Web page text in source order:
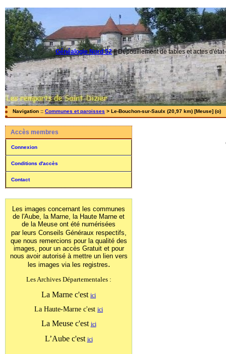
Généalogie Nord 52||Dépouillement de tables et actes
Navigation :: Communes et paroisses > Le-Bouchon-sur-Saulx (20,97 km) [Meuse] (o)
Accès membres
Connexion
Conditions d'accès
Contact
Les images concernant les communes
de l'Aube, la Marne, la Haute Marne et
de la Meuse ont été numérisées
par leurs Conseils Généraux respectifs,
que nous remercions pour la qualité des
images, pour un accès Gratuit et pour
nous avoir autorisé à mettre un lien vers
les images via les registres.
Les Archives Départementales :
La Marne c'est ici
La Haute-Marne c'est ici
La Meuse c'est ici
L’Aube c'est ici